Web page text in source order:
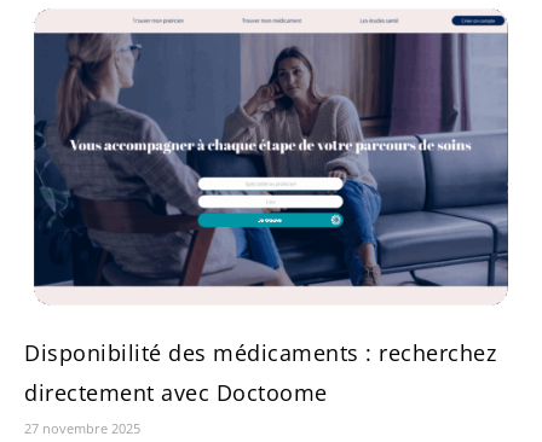
Disponibilité des médicaments : recherchez
directement avec Doctoome
27 novembre 2025